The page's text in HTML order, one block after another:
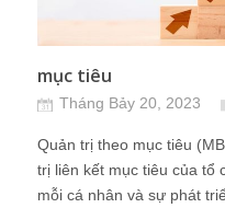
mục tiêu
Tháng Bảy 20, 2023
Quản trị theo mục tiêu
trị liên kết mục tiêu của tổ
mỗi cá nhân và sự phát